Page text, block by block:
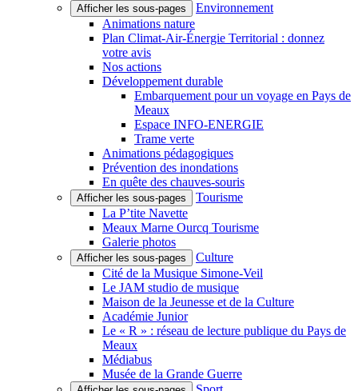
Afficher les sous-pages
Environnement
Animations nature
Plan Climat-Air-Énergie Territorial : donnez
votre avis
Nos actions
Développement durable
Embarquement pour un voyage en Pays de
Meaux
Espace INFO-ENERGIE
Trame verte
Animations pédagogiques
Prévention des inondations
En quête des chauves-souris
Afficher les sous-pages
Tourisme
La P’tite Navette
Meaux Marne Ourcq Tourisme
Galerie photos
Afficher les sous-pages
Culture
Cité de la Musique Simone-Veil
Le JAM studio de musique
Maison de la Jeunesse et de la Culture
Académie Junior
Le « R » : réseau de lecture publique du Pays de
Meaux
Médiabus
Musée de la Grande Guerre